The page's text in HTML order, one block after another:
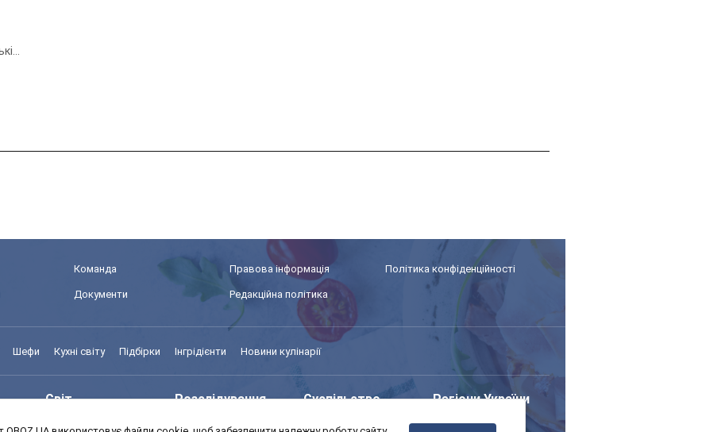
Команда Правова інформація Політика конфіденційності
Документи Редакційна політика
Шефи Кухні світу Підбірки Інгрідієнти Новини кулінарії
Світ Розслідування Суспільство Регіони України